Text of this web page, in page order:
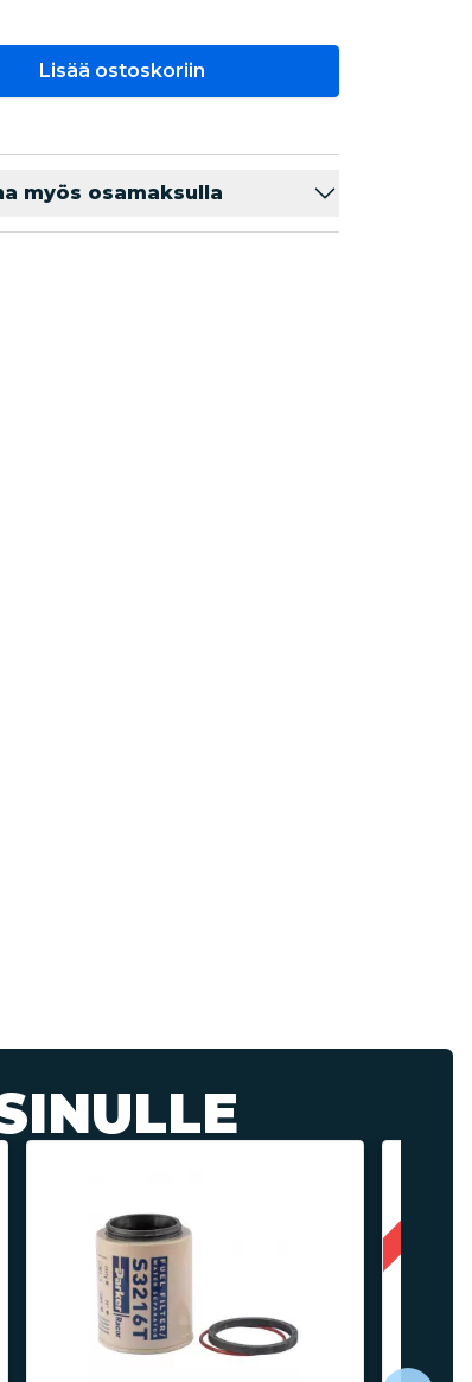
Lisää ostoskoriin
myös osamaksulla